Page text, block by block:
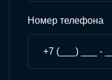
Номер телефона